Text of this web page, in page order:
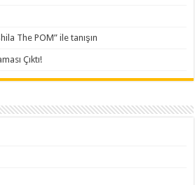
The POM” ile tanışın
Çıktı!